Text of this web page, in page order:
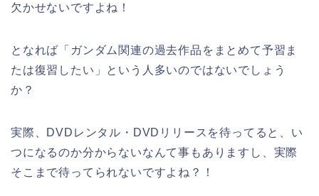
欠かせないですよね！
となれば「ガンダム関連の過去作品をまとめて予習ま
たは復習したい」という人多いのではないでしょう
か？
実際、DVDレンタル・DVDリリースを待ってると、い
つになるのか分からないなんて事もありますし、実際
そこまで待ってられないですよね？！